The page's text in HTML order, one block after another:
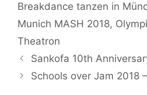
Breakdance tanzen in
Munich MASH 2018,
Theatron
Sankofa 10th
Schools over Jam 2018